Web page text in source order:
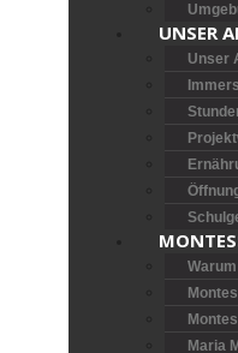
UNSER
Unser
Maria